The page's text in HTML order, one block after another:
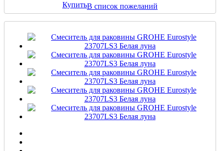
КупитьВ список пожеланий